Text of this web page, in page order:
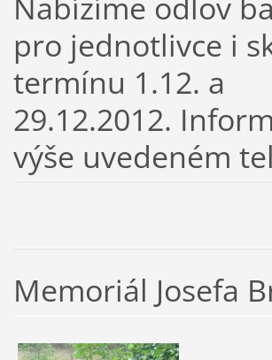
pro jednotlivce i
termínu 1.12. a
29.12.2012.
výše uvedeném
Memoriál Josefa